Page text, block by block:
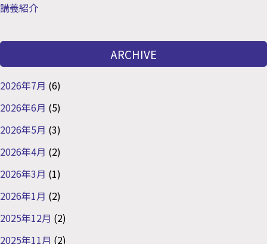
講義紹介
ARCHIVE
2026年7月 (6)
2026年6月 (5)
2026年5月 (3)
2026年4月 (2)
2026年3月 (1)
2026年1月 (2)
2025年12月 (2)
2025年11月 (2)